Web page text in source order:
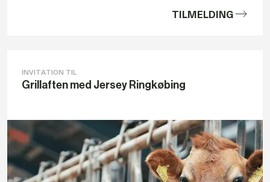
TILMELDING
INVITATION TIL
Grillaften med Jersey Ringkøbing